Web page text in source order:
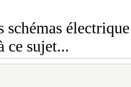
schémas
ce sujet...